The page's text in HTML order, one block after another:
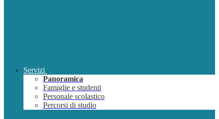
Servizi
Panoramica
Famiglie e studenti
Personale scolastico
Percorsi di studio